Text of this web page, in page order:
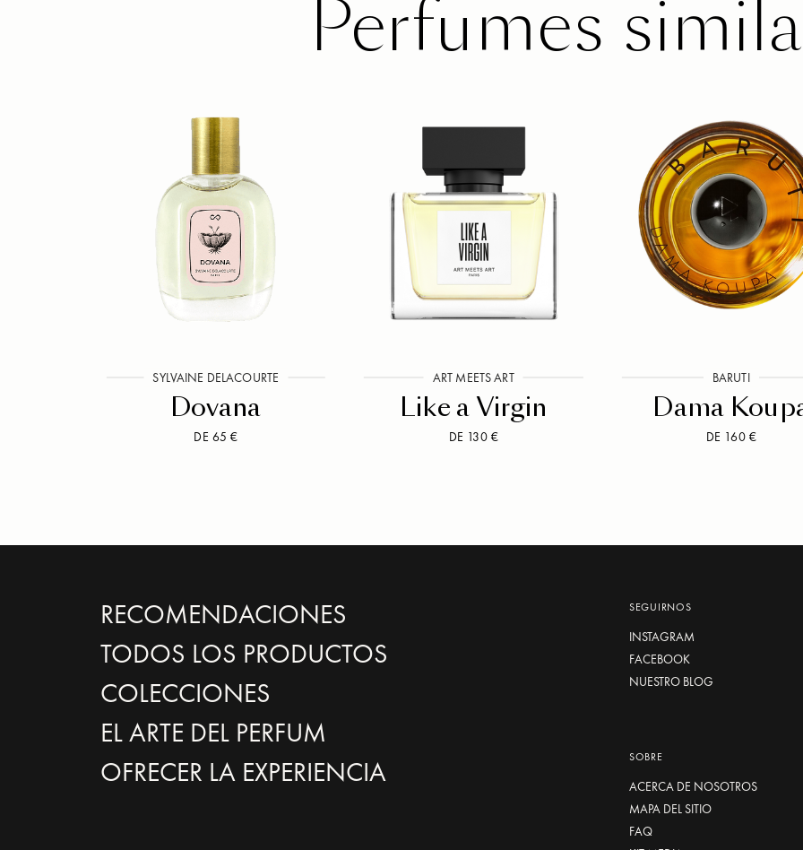
Perfumes
SYLVAINE DELACOURTE
Dovana
DE 65 €
ART MEETS ART
Like a Virgin
DE 130 €
BARUTI
Dama
DE 160 €
RECOMENDACIONES
TODOS LOS PRODUCTOS
COLECCIONES
EL ARTE DEL PERFUM
OFRECER LA EXPERIENCIA
SEGUIRNOS
INSTAGRAM
FACEBOOK
NUESTRO BLOG
SOBRE
ACERCA DE NOSOTROS
MAPA DEL SITIO
FAQ